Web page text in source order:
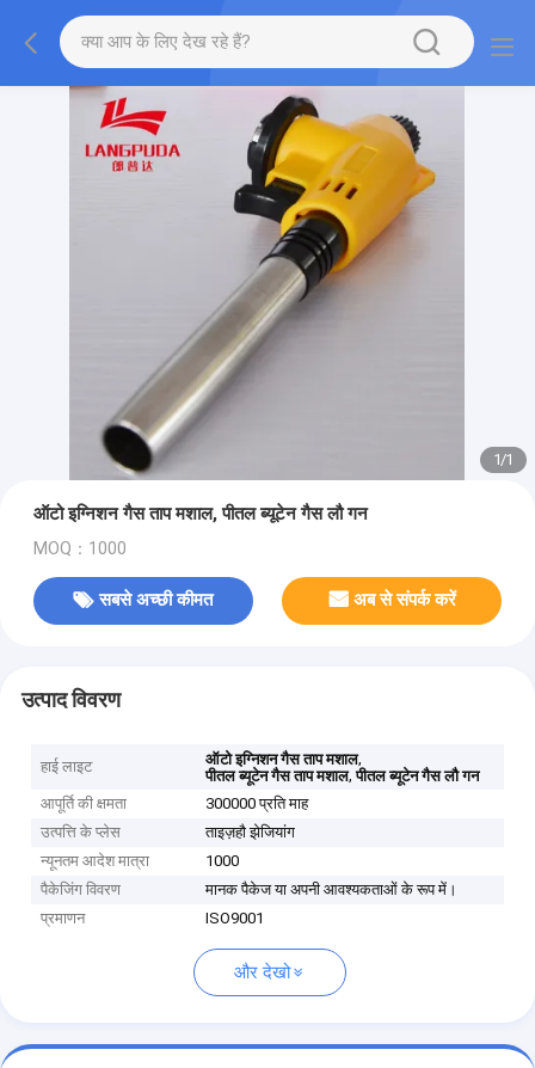
1/1
ऑटो इग्निशन गैस ताप मशाल, पीतल ब्यूटेन गैस लौ गन
MOQ：1000
सबसे अच्छी कीमत अब से संपर्क करें
उत्पाद विवरण
हाई लाइट ऑटो इग्निशन गैस ताप मशाल,
पीतल ब्यूटेन गैस ताप मशाल,पीतल ब्यूटेन गैस लौ गन
आपूर्ति की क्षमता
300000 प्रति माह
उत्पत्ति के प्लेस
ताइज़हौ झेजियांग
न्यूनतम आदेश मात्रा
1000
पैकेजिंग विवरण
मानक पैकेज या अपनी आवश्यकताओं के रूप में।
प्रमाणन
ISO9001
और देखो